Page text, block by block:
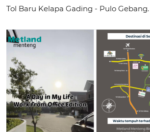
Tol Baru Kelapa Gading - Pulo Gebang.